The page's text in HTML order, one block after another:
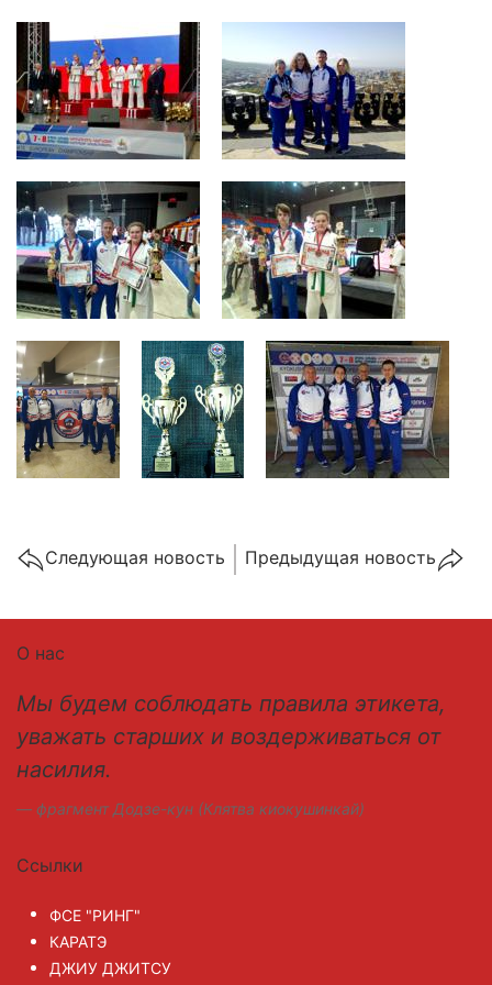
Cледующая новость Предыдущая новость
О нас
Мы будем соблюдать правила этикета,
уважать старших и воздерживаться от
насилия.
фрагмент Додзе-кун (Клятва киокушинкай)
Ссылки
ФСЕ "РИНГ"
КАРАТЭ
ДЖИУ ДЖИТСУ